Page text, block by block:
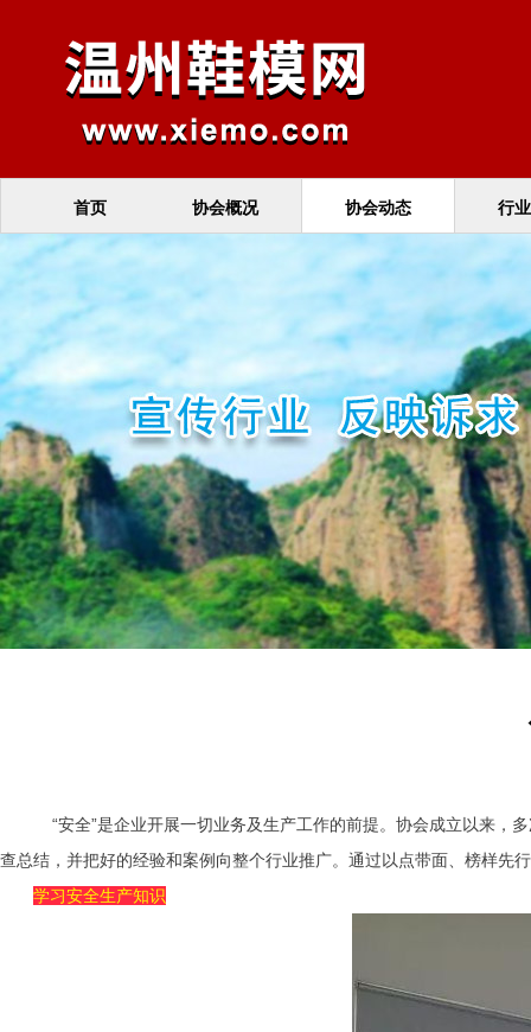
首页 协会概况 协会动态 行
“安全”是企业开展一切业务及生产工作的前提。协会成立以来，
查总结，并把好的经验和案例向整个行业推广。通过以点带面、榜样先
学习安全生产知识